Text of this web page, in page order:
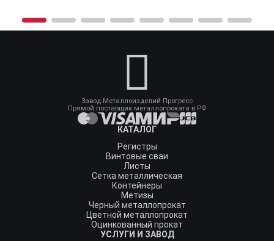
Завод Металлоизделий Прогресс
Прямой поставщик металлопроката в РФ
КАТАЛОГ
Регистры
Винтовые сваи
Листы
Сетка металлическая
Контейнеры
Метизы
Черный металлопрокат
Цветной металлопрокат
Оцинкованный прокат
УСЛУГИ И ЗАВОД